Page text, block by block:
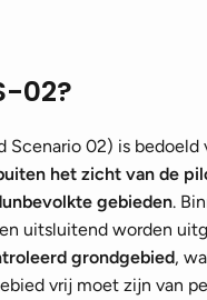
02?
Scenario 02) is bedoeld
het zicht van de
gebieden.
uitsluitend worden
grondgebied,
vrij moet zijn van